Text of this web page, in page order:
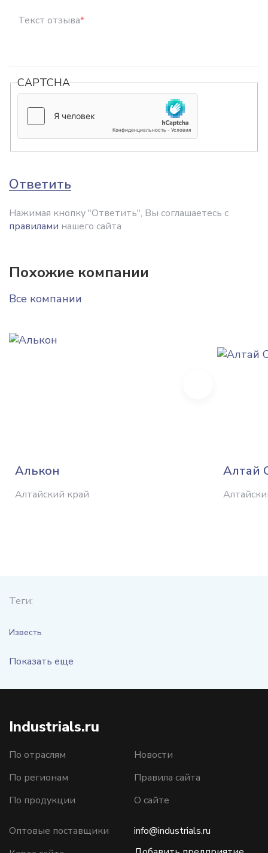
Текст отзыва*
CAPTCHA
Ответить
Нажимая кнопку "Ответить", Вы соглашаетесь с
правилами нашего сайта
Похожие компании
Все компании
Алькон
Алтайский край
Алтай
Теги:
Известь
Показать еще
Industrials.ru
По отраслям
По регионам
По продукции
Новости
Правила сайта
О сайте
Оптовые поставщики
info@industrials.ru